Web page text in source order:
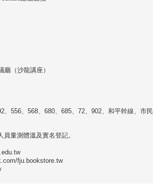
（沙龍講座）
、556、568、680、685、72、902、和平幹線、市民
量測體溫及實名登記。
fju.bookstore.tw